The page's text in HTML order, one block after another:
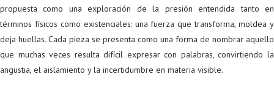
propuesta como una exploración de la presión entendida tanto en
términos físicos como existenciales: una fuerza que transforma, moldea y
deja huellas. Cada pieza se presenta como una forma de nombrar aquello
que muchas veces resulta difícil expresar con palabras, convirtiendo la
angustia, el aislamiento y la incertidumbre en materia visible.